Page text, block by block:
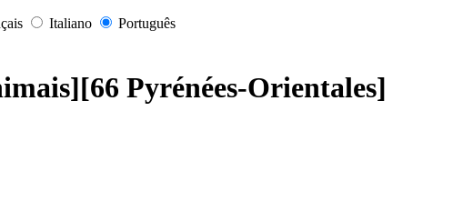
Italiano Português
Pyrénées-Orientales]